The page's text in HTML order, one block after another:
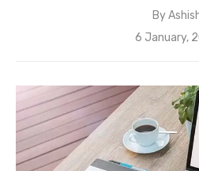
By
Posted
6 January,